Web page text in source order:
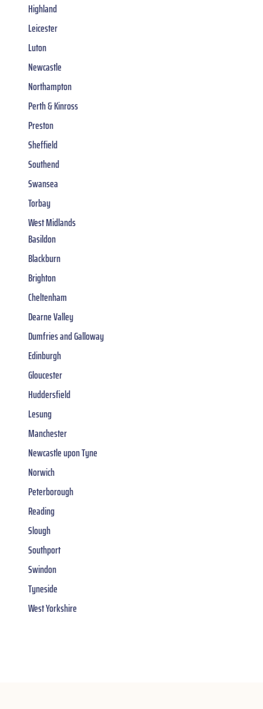
Highland
Leicester
Luton
Newcastle
Northampton
Perth & Kinross
Preston
Sheffield
Southend
Swansea
Torbay
West Midlands
Basildon
Blackburn
Brighton
Cheltenham
Dearne Valley
Dumfries and Galloway
Edinburgh
Gloucester
Huddersfield
Lesung
Manchester
Newcastle upon Tyne
Norwich
Peterborough
Reading
Slough
Southport
Swindon
Tyneside
West Yorkshire